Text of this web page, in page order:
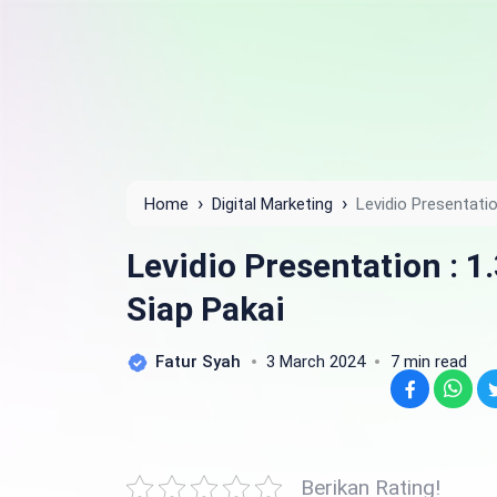
Home › Digital Marketing › Levidio
Levidio Presentation :
Siap Pakai
Fatur Syah 3 March 2024 7 min read
Berikan Rating!